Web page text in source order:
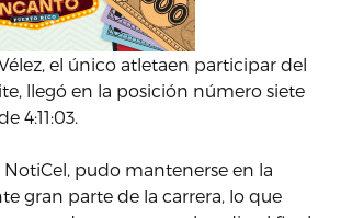
el único atletaen participar del
llegó en la posición número siete
4:11:03.
pudo mantenerse en la
gran parte de la carrera, lo que